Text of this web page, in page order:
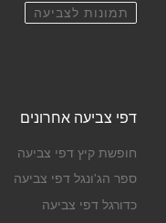
תמונות לצביעה
דפי צביעה אחרונים
חופשת קיץ דפי צביעה
ספר הג'ונגל דפי צביעה
כדורגל דפי צביעה